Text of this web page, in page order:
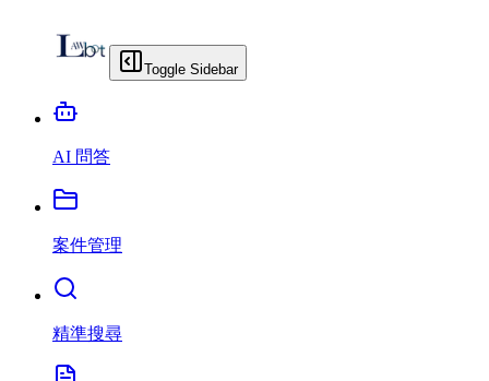
Toggle Sidebar
AI 問答
案件管理
精準搜尋